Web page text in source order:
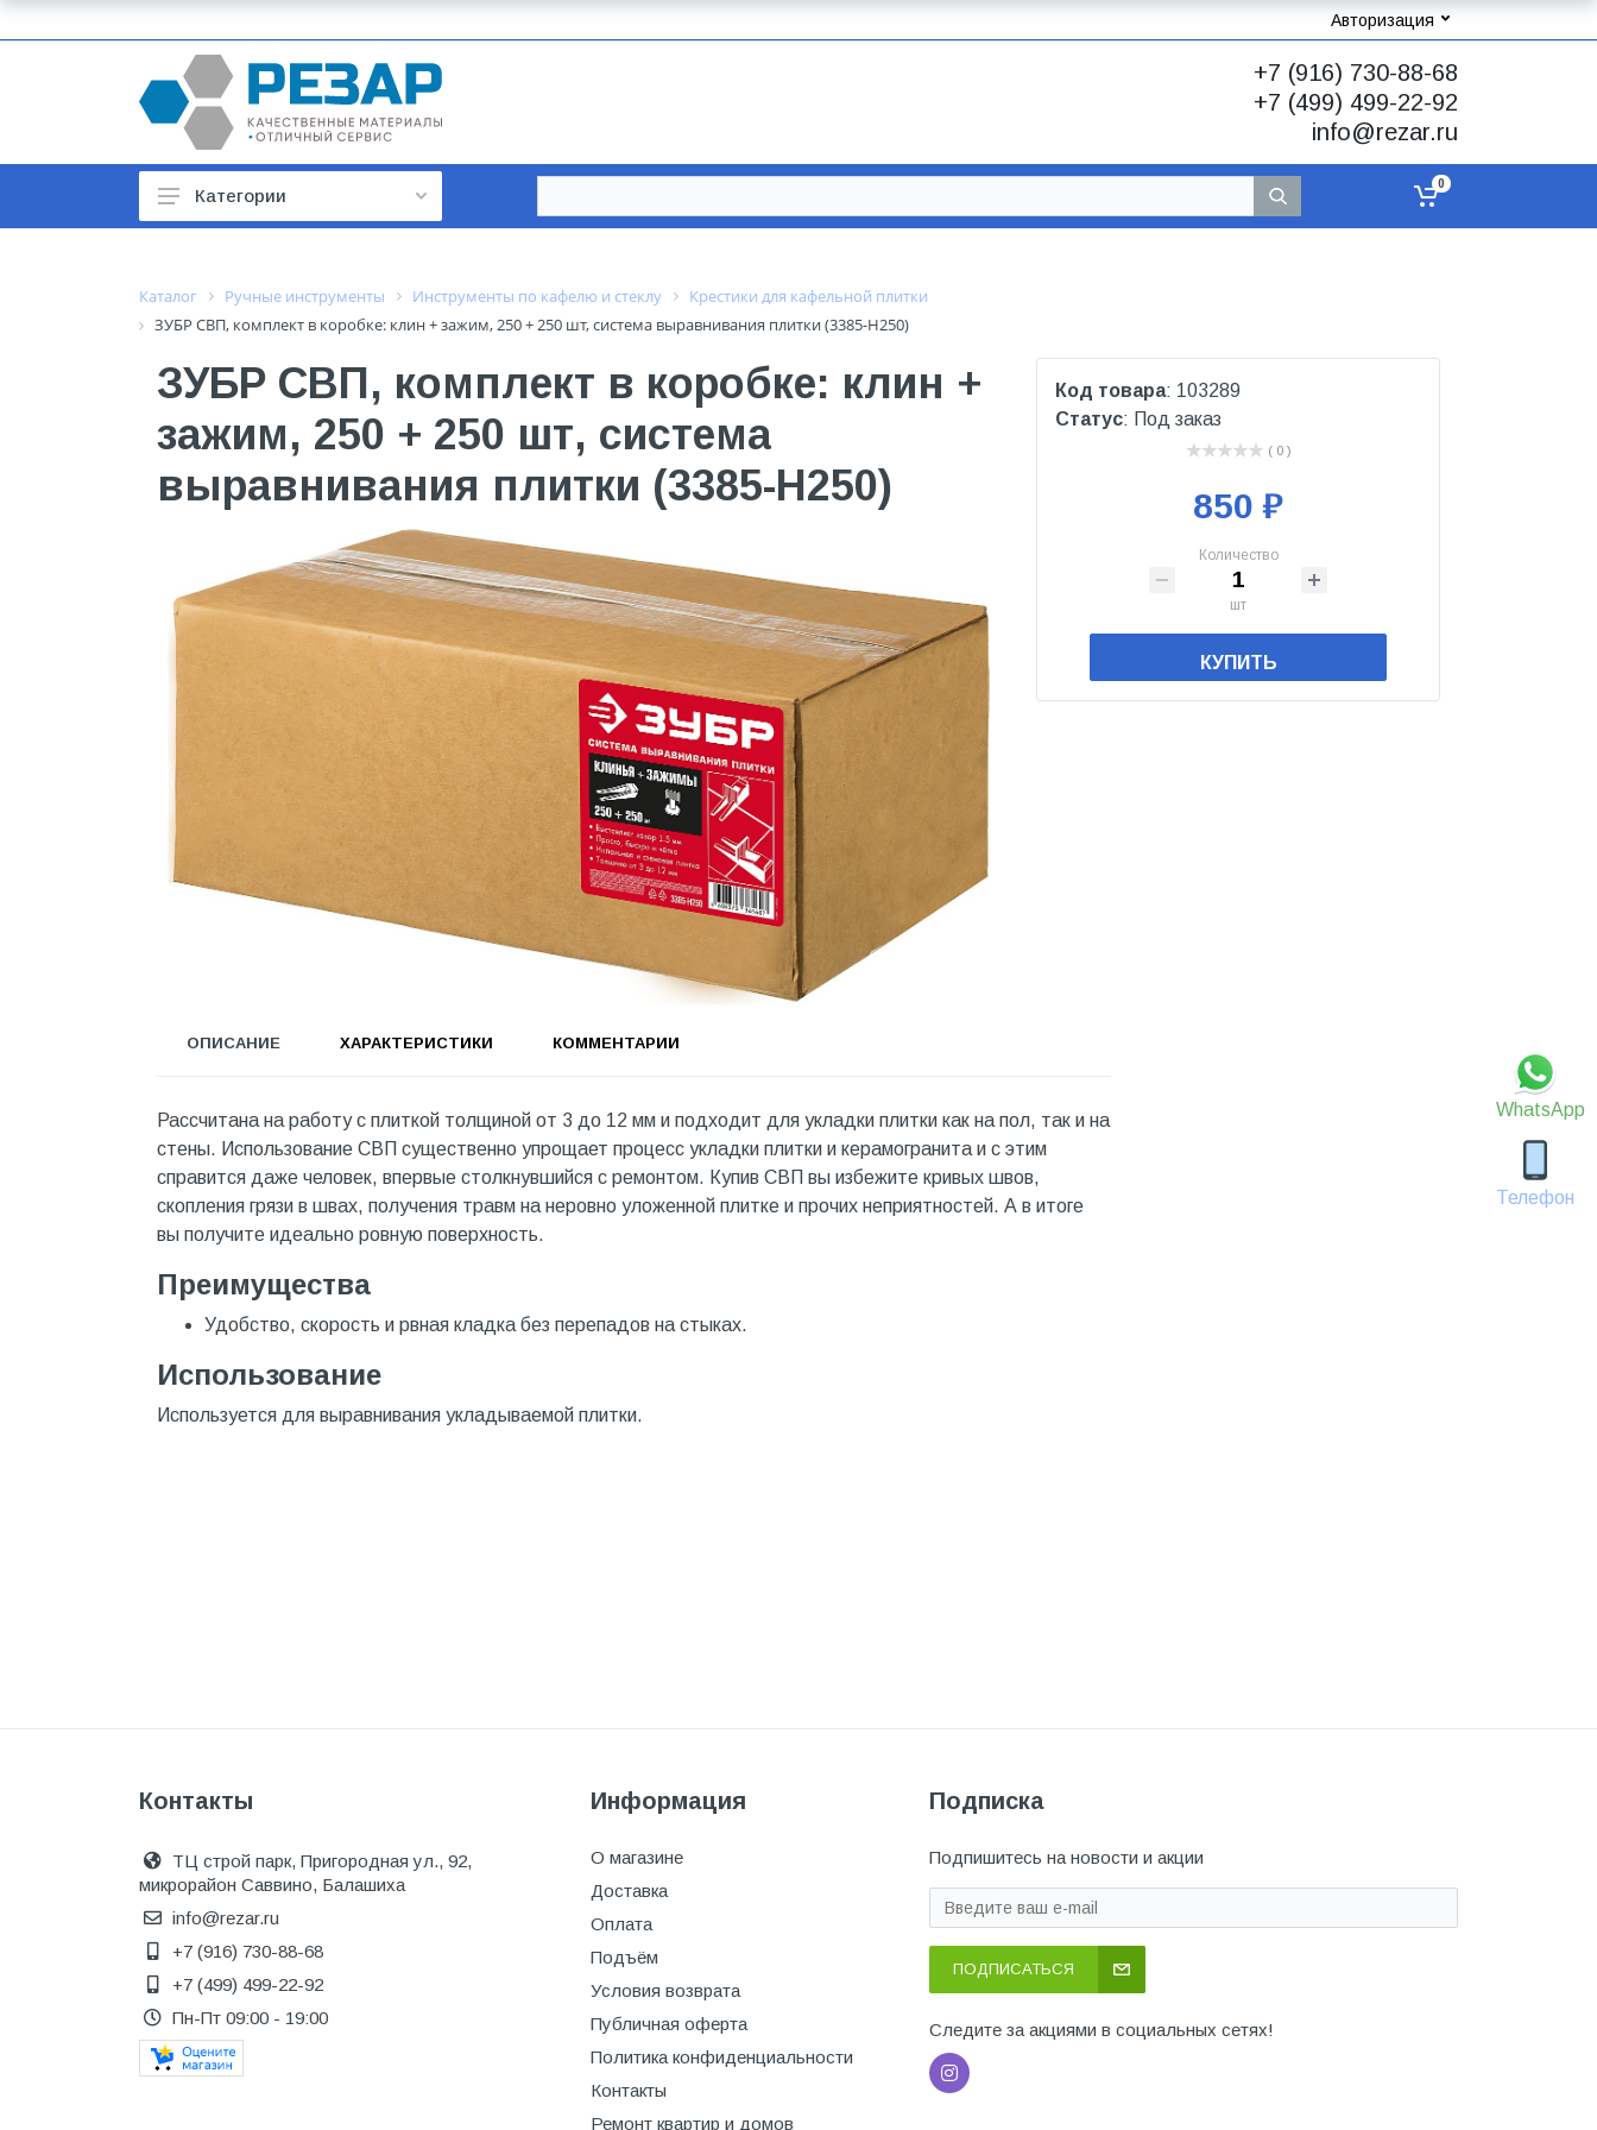
WhatsApp
Телефон
Авторизация
+7 (916) 730-88-68
+7 (499) 499-22-92
info@rezar.ru
Автотовары
Арматура строительная
Баки, гидроаккумуляторы
Бойлеры и водонагреватели
Бытовая химия
Водоснабжение и канализация
Гидроизоляция
Гипсокартон &amp;
Декоративные материалы
Запорная арматура и
регулирующая
инструменты
Инструмент и аксессуары
Канализация
Категория
Керамика и керамогранит
КИП и автоматика
Клеи, герметики, пены
Клей монтажный
Крепеж, фурнитура
Лак и растворитель
Лакокрасочные материалы
Лепнина для покраски со
стенами
Малярно-штукатурные
инструменты
Категории
0
Каталог Ручные инструменты Инструменты по кафелю и стеклу
Крестики для кафельной плитки
ЗУБР СВП, комплект в коробке: клин + зажим, 250 + 250 шт, система выравнивания плитки (3385-H250)
ЗУБР СВП, комплект в коробке: клин +
зажим, 250 + 250 шт, система
выравнивания плитки (3385-H250)
Код товара: 103289
Статус: Под заказ
( 0 )
850 ₽
Количество
шт
КУПИТЬ
ОПИСАНИЕ ХАРАКТЕРИСТИКИ КОММЕНТАРИИ
Рассчитана на работу с плиткой толщиной от 3 до 12 мм и подходит для укладки плитки как на пол, так и на
стены. Использование СВП существенно упрощает процесс укладки плитки и керамогранита и с этим
справится даже человек, впервые столкнувшийся с ремонтом. Купив СВП вы избежите кривых швов,
скопления грязи в швах, получения травм на неровно уложенной плитке и прочих неприятностей. А в итоге
вы получите идеально ровную поверхность.
Преимущества
Удобство, скорость и рвная кладка без перепадов на стыках.
Использование
Используется для выравнивания укладываемой плитки.
Контакты
ТЦ строй парк, Пригородная ул., 92,
микрорайон Саввино, Балашиха
info@rezar.ru
+7 (916) 730-88-68
+7 (499) 499-22-92
Пн-Пт 09:00 - 19:00
Информация
О магазине
Доставка
Оплата
Подъём
Условия возврата
Публичная оферта
Политика конфиденциальности
Контакты
Ремонт квартир и домов
Подписка
Подпишитесь на новости и акции
ПОДПИСАТЬСЯ
Следите за акциями в социальных сетях!